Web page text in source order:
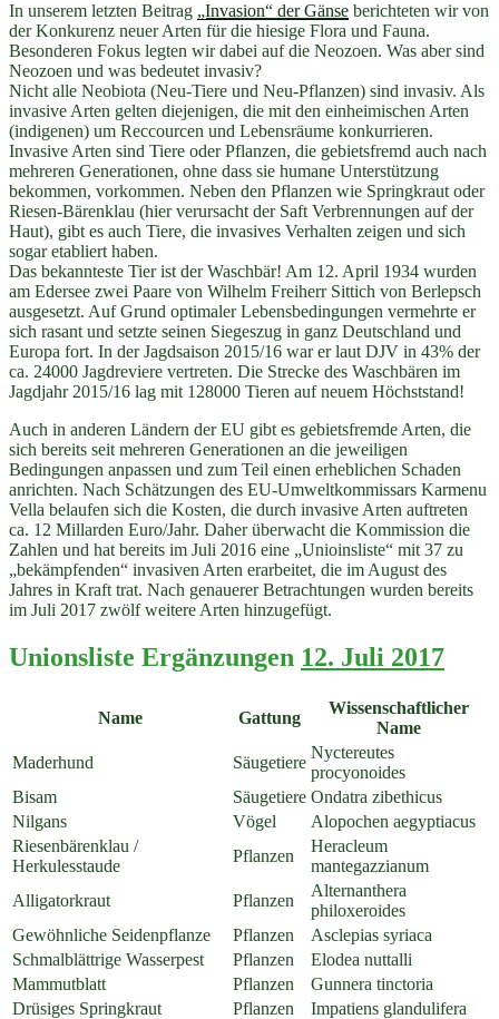
In unserem letzten Beitrag „Invasion“ der Gänse berichteten wir von
der Konkurenz neuer Arten für die hiesige Flora und Fauna.
Besonderen Fokus legten wir dabei auf die Neozoen. Was aber sind
Neozoen und was bedeutet invasiv?
Nicht alle Neobiota (Neu-Tiere und Neu-Pflanzen) sind invasiv. Als
invasive Arten gelten diejenigen, die mit den einheimischen Arten
(indigenen) um Reccourcen und Lebensräume konkurrieren.
Invasive Arten sind Tiere oder Pflanzen, die gebietsfremd auch nach
mehreren Generationen, ohne dass sie humane Unterstützung
bekommen, vorkommen. Neben den Pflanzen wie Springkraut oder
Riesen-Bärenklau (hier verursacht der Saft Verbrennungen auf der
Haut), gibt es auch Tiere, die invasives Verhalten zeigen und sich
sogar etabliert haben.
Das bekannteste Tier ist der Waschbär! Am 12. April 1934 wurden
am Edersee zwei Paare von Wilhelm Freiherr Sittich von Berlepsch
ausgesetzt. Auf Grund optimaler Lebensbedingungen vermehrte er
sich rasant und setzte seinen Siegeszug in ganz Deutschland und
Europa fort. In der Jagdsaison 2015/16 war er laut DJV in 43% der
ca. 24000 Jagdreviere vertreten. Die Strecke des Waschbären im
Jagdjahr 2015/16 lag mit 128000 Tieren auf neuem Höchststand!
Auch in anderen Ländern der EU gibt es gebietsfremde Arten, die
sich bereits seit mehreren Generationen an die jeweiligen
Bedingungen anpassen und zum Teil einen erheblichen Schaden
anrichten. Nach Schätzungen des EU-Umweltkommissars Karmenu
Vella belaufen sich die Kosten, die durch invasive Arten auftreten
ca. 12 Millarden Euro/Jahr. Daher überwacht die Kommission die
Zahlen und hat bereits im Juli 2016 eine „Unioinsliste“ mit 37 zu
„bekämpfenden“ invasiven Arten erarbeitet, die im August des
Jahres in Kraft trat. Nach genauerer Betrachtungen wurden bereits
im Juli 2017 zwölf weitere Arten hinzugefügt.
Unionsliste Ergänzungen 12. Juli 2017
Name Gattung
Wissenschaftlicher
Name
Maderhund
Säugetiere
Nyctereutes
procyonoides
Bisam
Säugetiere Ondatra zibethicus
Nilgans
Vögel
Alopochen aegyptiacus
Riesenbärenklau /
Herkulesstaude
Pflanzen
Heracleum
mantegazzianum
Alligatorkraut
Pflanzen
Alternanthera
philoxeroides
Gewöhnliche Seidenpflanze
Pflanzen
Asclepias syriaca
Schmalblättrige Wasserpest
Pflanzen
Elodea nuttalli
Mammutblatt
Pflanzen
Gunnera tinctoria
Drüsiges Springkraut
Pflanzen
Impatiens glandulifera